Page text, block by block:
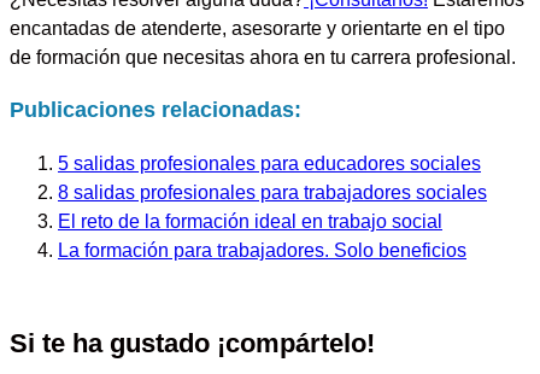
encantadas de atenderte, asesorarte y orientarte en el tipo
de formación que necesitas ahora en tu carrera profesional.
Publicaciones relacionadas:
5 salidas profesionales para educadores sociales
8 salidas profesionales para trabajadores sociales
El reto de la formación ideal en trabajo social
La formación para trabajadores. Solo beneficios
Si te ha gustado ¡compártelo!